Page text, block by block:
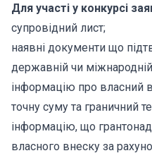
Для участі у конкурсі
супровідний лист;
наявні документи що
державній чи
інформацію про власний
точну суму та граничний
інформацію, що
власного внеску за